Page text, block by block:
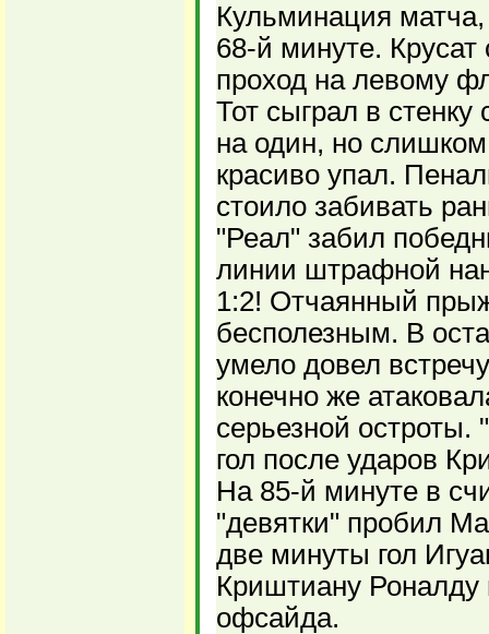
Кульминация матча,
68-й минуте.
проход на левому
Тот сыграл в
на один, но
красиво упал.
стоило забивать
"Реал" забил
линии штрафной
1:2! Отчаянный
бесполезным. В
умело довел
конечно же
серьезной остроты.
гол после ударов
На 85-й минуте в
"девятки" пробил
две минуты гол
Криштиану Роналду
офсайда.